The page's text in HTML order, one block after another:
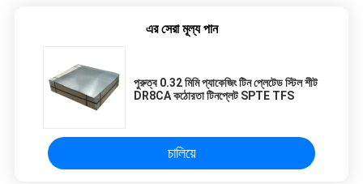
এর সেরা মূল্য পান
পুরুত্ব 0.32 মিমি প্যাকেজিং টিন প্লেটেড স্টিল শীট
DR8CA কঠোরতা টিনপ্লেট SPTE TFS
চালিয়ে